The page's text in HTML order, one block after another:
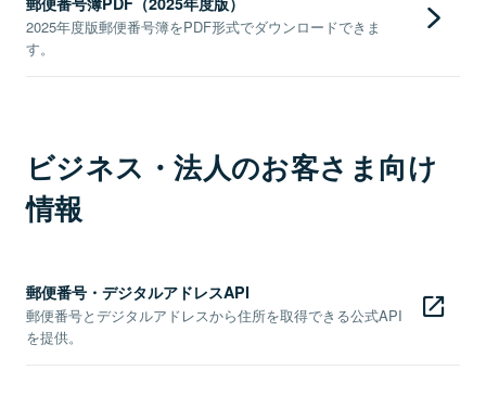
2025年度版郵便番号簿をPDF形式でダウンロードできま
す。
ビジネス・法人のお客さま向け
情報
郵便番号・デジタルアドレスAPI
郵便番号とデジタルアドレスから住所を取得できる公式API
を提供。